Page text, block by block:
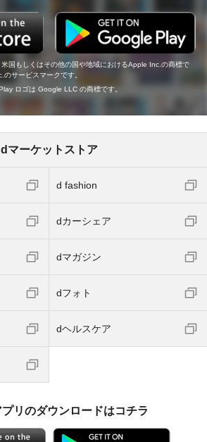
国もしくはその他の国や地域におけるApple Inc.の商標で
サービスマークです。
ロゴは Google LLC の商標です。
dマーケットストア
d fashion
dカーシェア
dマガジン
dフォト
dヘルスケア
リのダウンロードはコチラ